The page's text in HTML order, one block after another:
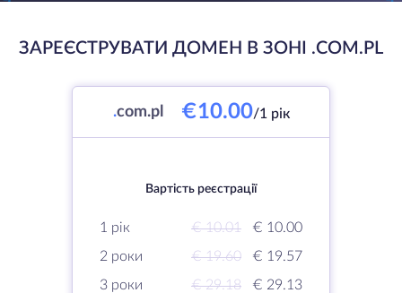
ЗАРЕЄСТРУВАТИ ДОМЕН В ЗОНІ .COM.PL
.com.pl €10.00/1 рік
Вартість реєстрації
1 рік € 10.01
€ 10.00
2 роки
€ 19.60
€ 19.57
3 роки
€ 29.18
€ 29.13